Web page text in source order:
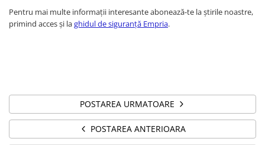
Pentru mai multe informații interesante abonează-te la știrile noastre,
primind acces și laghidul de siguranță Empria.
POSTAREA URMATOARE
POSTAREA ANTERIOARA